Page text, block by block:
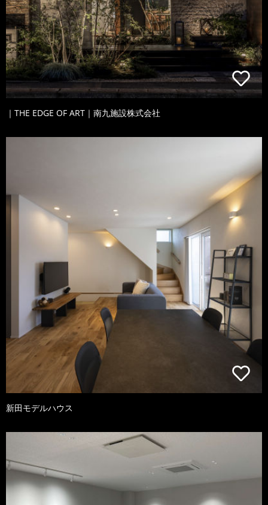
｜THE EDGE OF ART｜南九施設株式会社
新田モデルハウス